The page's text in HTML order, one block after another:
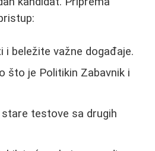
i beležite važne događaje.
što je Politikin Zabavnik i
testove sa drugih